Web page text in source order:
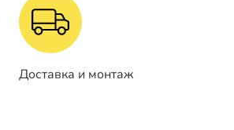
Доставка и монтаж